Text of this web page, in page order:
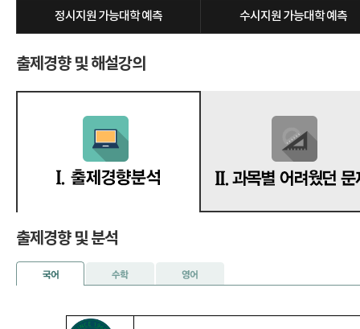
정시지원 가능대학 예측 수시지원 가능대학 예측
출제경향 및 해설강의
출제경향 및 분석